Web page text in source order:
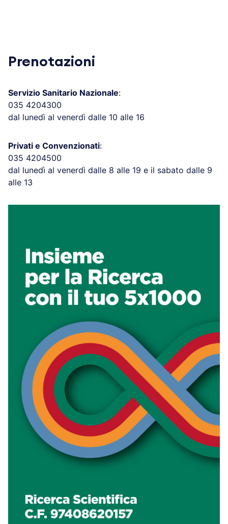
Prenotazioni
Servizio Sanitario Nazionale:
035 4204300
dal lunedì al venerdì dalle 10 alle 16
Privati e Convenzionati:
035 4204500
dal lunedì al venerdì dalle 8 alle 19 e il sabato dalle 9
alle 13